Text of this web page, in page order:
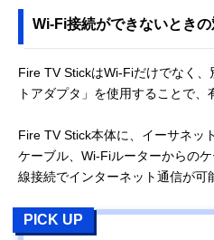
Wi-Fi接続ができないとき
Fire TV StickはWi-Fiだけでなく
トアダプタ」を使用することで、
Fire TV Stick本体に、イーサネッ
ケーブル、Wi-Fiルーターからの
線接続でインターネット通信が可
PICK UP